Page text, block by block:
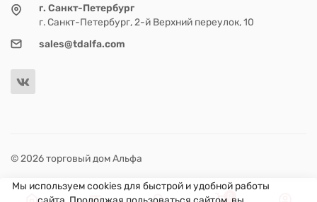
г. Санкт-Петербург
г. Санкт-Петербург, 2-й Верхний переулок, 10
sales@tdalfa.com
© 2026 торговый дом Альфа
Мы используем cookies для быстрой и удобной работы
0